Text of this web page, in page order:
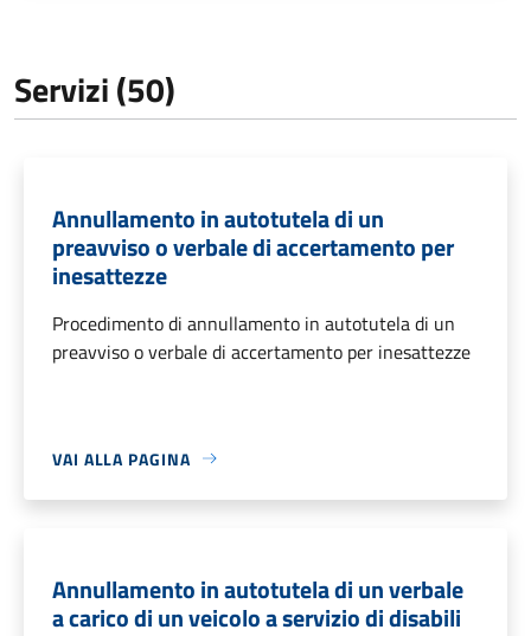
Servizi (50)
Annullamento in autotutela di un
preavviso o verbale di accertamento per
inesattezze
Procedimento di annullamento in autotutela di un
preavviso o verbale di accertamento per inesattezze
VAI ALLA PAGINA
Annullamento in autotutela di un verbale
a carico di un veicolo a servizio di disabili